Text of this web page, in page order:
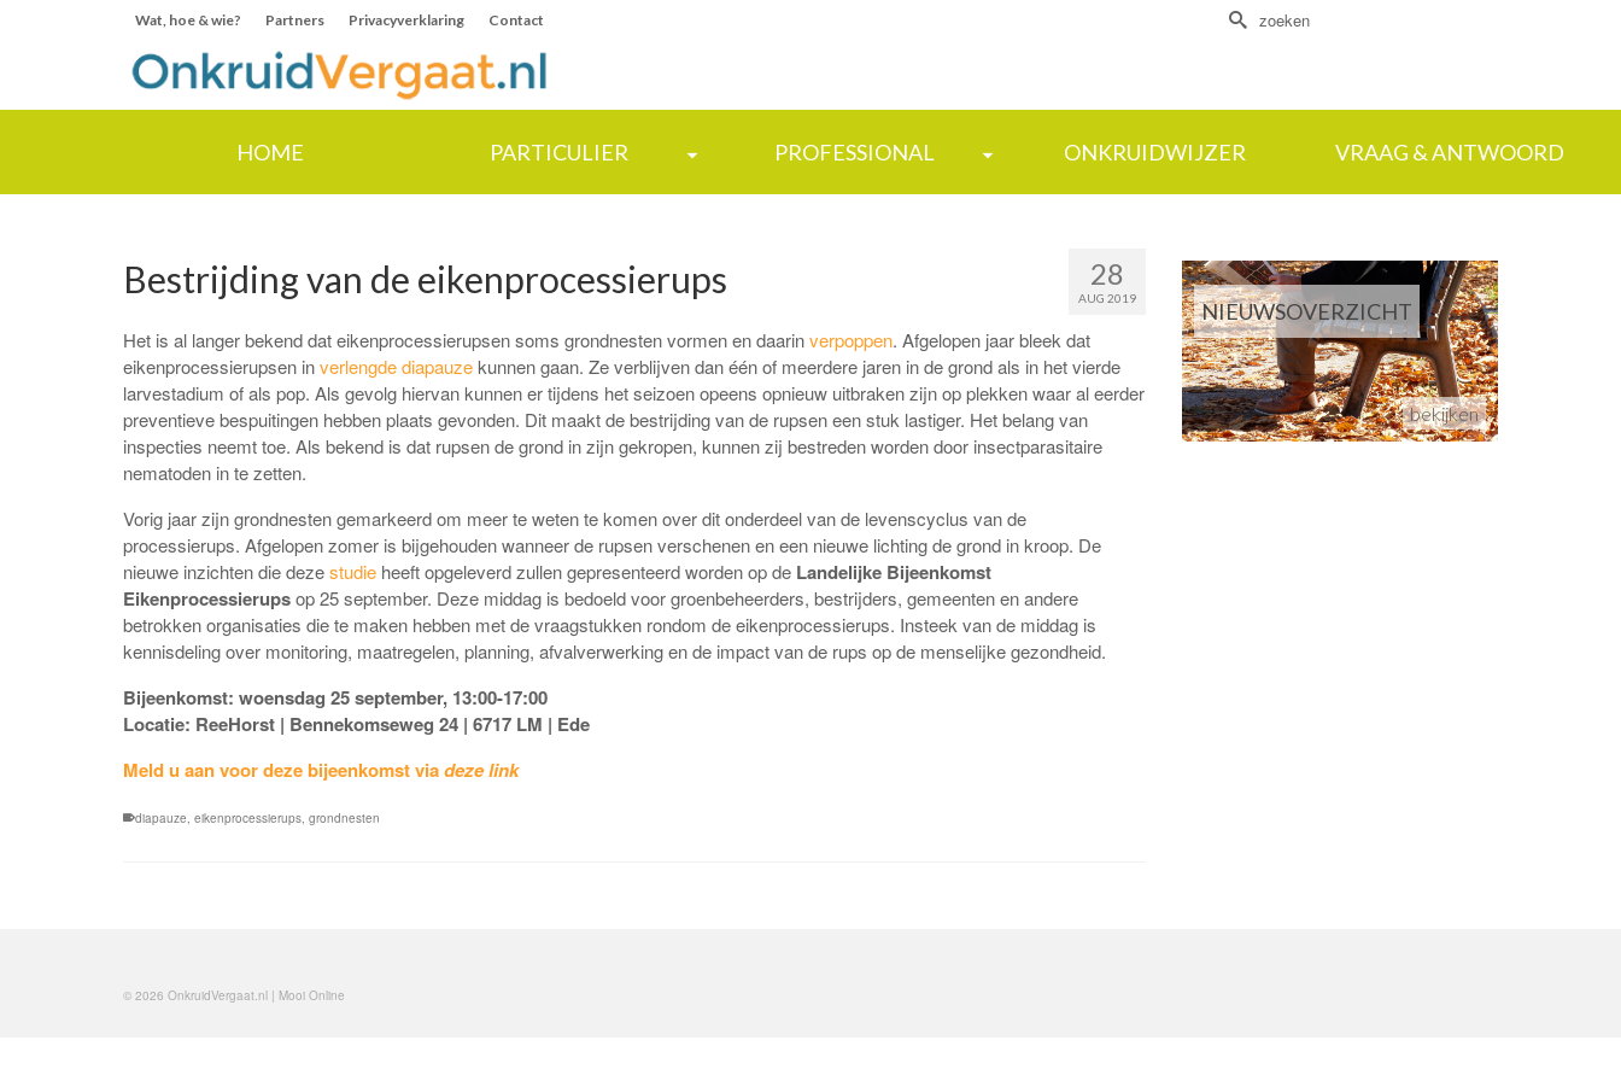
Wat, hoe & wie? Partners Privacyverklaring Contact
Zoek
HOME PARTICULIER PROFESSIONAL ONKRUIDWIJZER VRAAG & ANTWOORD
28
AUG 2019
Bestrijding van de eikenprocessierups
Het is al langer bekend dat eikenprocessierupsen soms grondnesten vormen en daarinverpoppen. Afgelopen jaar bleek dat
eikenprocessierupsen inverlengde diapauze kunnen gaan. Ze verblijven dan één of meerdere jaren in de grond als in het vierde
larvestadium of als pop. Als gevolg hiervan kunnen er tijdens het seizoen opeens opnieuw uitbraken zijn op plekken waar al eerder
preventieve bespuitingen hebben plaats gevonden. Dit maakt de bestrijding van de rupsen een stuk lastiger. Het belang van
inspecties neemt toe. Als bekend is dat rupsen de grond in zijn gekropen, kunnen zij bestreden worden door insectparasitaire
nematoden in te zetten.
Vorig jaar zijn grondnesten gemarkeerd om meer te weten te komen over dit onderdeel van de levenscyclus van de
processierups. Afgelopen zomer is bijgehouden wanneer de rupsen verschenen en een nieuwe lichting de grond in kroop. De
nieuwe inzichten die dezestudie heeft opgeleverd zullen gepresenteerd worden op de Landelijke Bijeenkomst
Eikenprocessierupsop 25 september. Deze middag is bedoeld voor groenbeheerders, bestrijders, gemeenten en andere
betrokken organisaties die te maken hebben met de vraagstukken rondom de eikenprocessierups. Insteek van de middag is
kennisdeling over monitoring, maatregelen, planning, afvalverwerking en de impact van de rups op de menselijke gezondheid.
Bijeenkomst: woensdag 25 september, 13:00-17:00
Locatie: ReeHorst | Bennekomseweg 24 | 6717 LM | Ede
Meld u aan voor deze bijeenkomst viadeze link
diapauze, eikenprocessierups, grondnesten
NIEUWSOVERZICHT
bekijken
© 2026 OnkruidVergaat.nl | Mooi Online